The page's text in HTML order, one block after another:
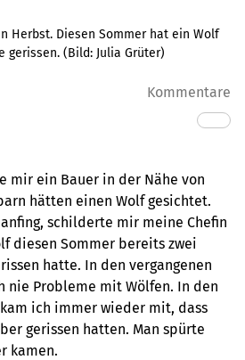
Herbst. Diesen Sommer hat ein Wolf
gerissen. (Bild: Julia Grüter)
Kommentare
mir ein Bauer in der Nähe von
hätten einen Wolf gesichtet.
schilderte mir meine Chefin
diesen Sommer bereits zwei
hatte. In den vergangenen
nie Probleme mit Wölfen. In den
ich immer wieder mit, dass
gerissen hatten. Man spürte
kamen.